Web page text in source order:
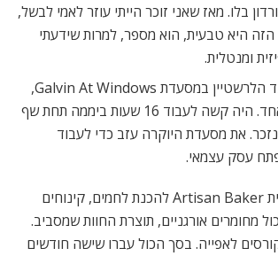
בלו. מאז שאני זוכר הייתי עוזר לאמי לבשל,
הזה היא טבעית, הוא מספר, למרות שידעתי
ומנטלית.
בתום הלימודים, עבד הלרשטיין במסעדת Galvin At Windows,
בעלת כוכב מישלן אחד. היה קשה לעבוד 16 שעות ביממה תחת שף
את מסעדת היוקרה עזב כדי לעבוד
פתח עסק עצמאי.
כיום הוא בעל מאפיית Artisan Baker להכנת לחמים, קינוחים
מחומרים אורגניים, תוצרת החוות שמסביב.
לאפייה. בסך הכול עברו שישה חודשים